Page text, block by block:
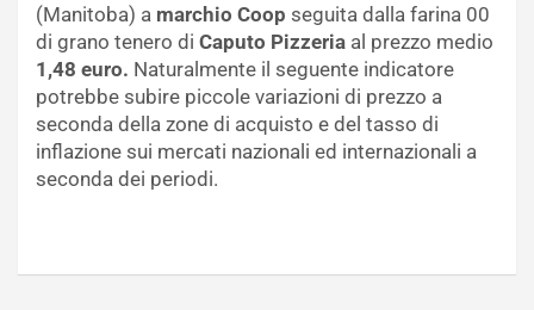
(Manitoba) a marchio Coop seguita dalla farina 00
di grano tenero di Caputo Pizzeria al prezzo medio
1,48 euro. Naturalmente il seguente indicatore
potrebbe subire piccole variazioni di prezzo a
seconda della zone di acquisto e del tasso di
inflazione sui mercati nazionali ed internazionali a
seconda dei periodi.